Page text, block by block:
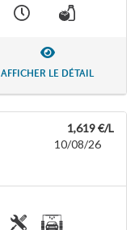
AFFICHER LE DÉTAIL
1,619 €/L
10/08/26